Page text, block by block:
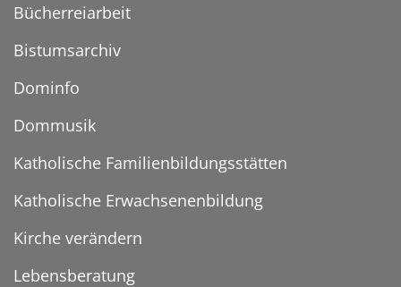
Bücherreiarbeit
Bistumsarchiv
Dominfo
Dommusik
Katholische Familienbildungsstätten
Katholische Erwachsenenbildung
Kirche verändern
Lebensberatung